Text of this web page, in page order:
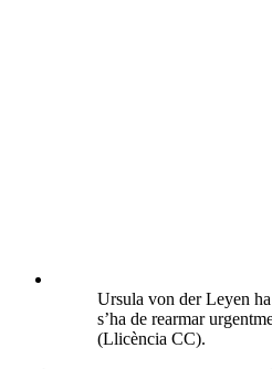
Ursula von der Leyen
s’ha de rearmar
(Llicència CC).